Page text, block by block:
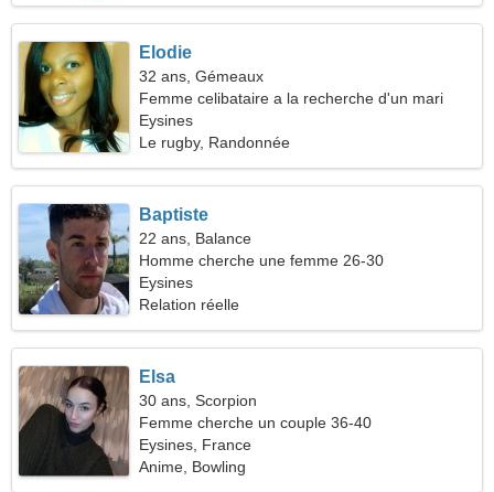
Elodie
32 ans, Gémeaux
Femme celibataire a la recherche d'un mari
Eysines
Le rugby, Randonnée
Baptiste
22 ans, Balance
Homme cherche une femme 26-30
Eysines
Relation réelle
Elsa
30 ans, Scorpion
Femme cherche un couple 36-40
Eysines, France
Anime, Bowling